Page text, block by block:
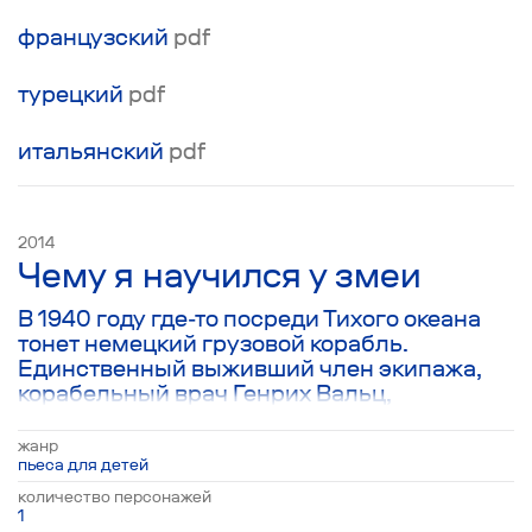
сотворив себе кумира”.
французский pdf
турецкий pdf
итальянский pdf
Чему я научился у змеи
2014
В 1940 году где-то посреди Тихого океана
тонет немецкий грузовой корабль.
Единственный выживший член экипажа,
корабельный врач Генрих Вальц,
оказавшегося необитаемым. Пьеса
представляет собой его предсмертное
письмо, написанное сыну Питеру, спустя 10
лет пребывания на необитаемом острове.
жанр
пьеса для детей
количество персонажей
1